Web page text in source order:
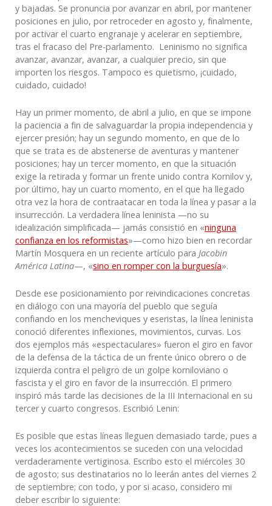
y bajadas. Se pronuncia por avanzar en abril, por mantener
posiciones en julio, por retroceder en agosto y, finalmente,
por activar el cuarto engranaje y acelerar en septiembre,
tras el fracaso del Pre-parlamento. Leninismo no significa
avanzar, avanzar, avanzar, a cualquier precio, sin que
importen los riesgos. Tampoco es quietismo, ¡cuidado,
cuidado, cuidado!
Hay un primer momento, de abril a julio, en que se impone
la paciencia a fin de salvaguardar la propia independencia y
ejercer presión; hay un segundo momento, en que de lo
que se trata es de abstenerse de aventuras y mantener
posiciones; hay un tercer momento, en que la situación
exige la retirada y formar un frente unido contra Kornilov y,
por último, hay un cuarto momento, en el que ha llegado
otra vez la hora de contraatacar en toda la línea y pasar a la
insurrección. La verdadera línea leninista —no su
idealización simplificada— jamás consistió en «ninguna
confianza en los reformistas»—como hizo bien en recordar
Martín Mosquera en un reciente artículo para Jacobin
América Latina—, «sino en romper con la burguesía».
Desde ese posicionamiento por reivindicaciones concretas
en diálogo con una mayoría del pueblo que seguía
confiando en los mencheviques y eseristas, la línea leninista
conoció diferentes inflexiones, movimientos, curvas. Los
dos ejemplos más «espectaculares» fueron el giro en favor
de la defensa de la táctica de un frente único obrero o de
izquierda contra el peligro de un golpe korniloviano o
fascista y el giro en favor de la insurrección. El primero
inspiró más tarde las decisiones de la III Internacional en su
tercer y cuarto congresos. Escribió Lenin:
Es posible que estas líneas lleguen demasiado tarde, pues a
veces los acontecimientos se suceden con una velocidad
verdaderamente vertiginosa. Escribo esto el miércoles 30
de agosto; sus destinatarios no lo leerán antes del viernes 2
de septiembre; con todo, y por si acaso, considero mi
deber escribir lo siguiente: